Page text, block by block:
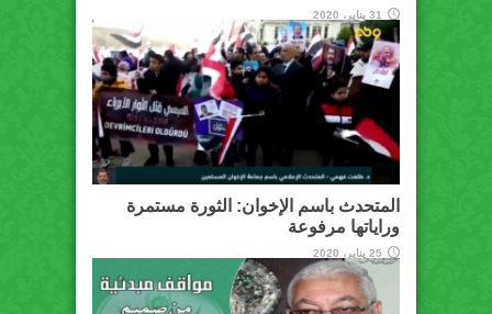
31 يناير، 2020
المتحدث باسم الإخوان: الثورة مستمرة
وراياتها مرفوعة
25 يناير، 2020